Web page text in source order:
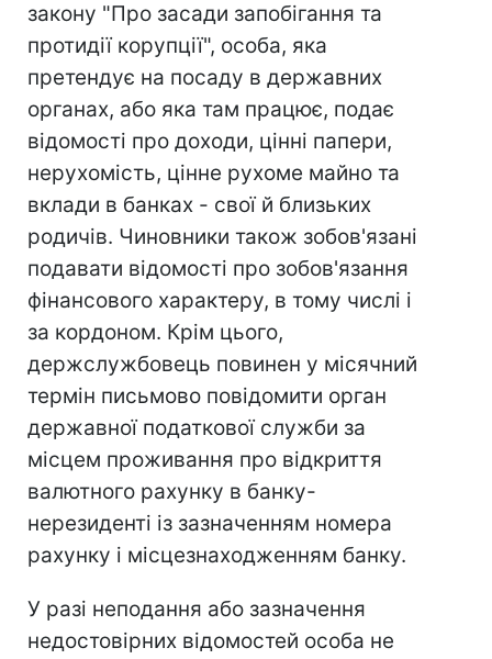
закону "Про засади запобігання та
протидії корупції", особа, яка
претендує на посаду в державних
органах, або яка там працює, подає
відомості про доходи, цінні папери,
нерухомість, цінне рухоме майно та
вклади в банках - свої й близьких
родичів. Чиновники також зобов'язані
подавати відомості про зобов'язання
фінансового характеру, в тому числі і
за кордоном. Крім цього,
держслужбовець повинен у місячний
термін письмово повідомити орган
державної податкової служби за
місцем проживання про відкриття
валютного рахунку в банку-
нерезиденті із зазначенням номера
рахунку і місцезнаходженням банку.
У разі неподання або зазначення
недостовірних відомостей особа не